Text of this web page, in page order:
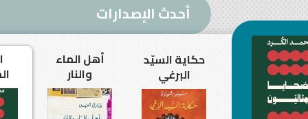
أحدث الإصدارات
فراشات مريم
الجليلية
حكاية السيّد
البرغي
أهل الماء
والنار